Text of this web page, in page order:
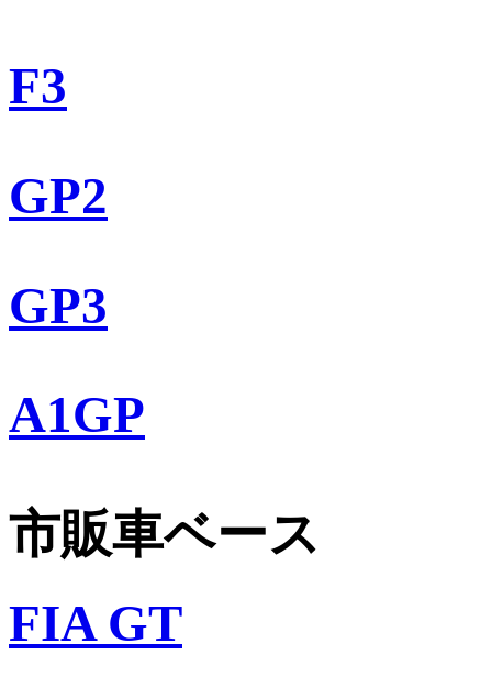
F3
GP2
GP3
A1GP
市販車ベース
FIA GT